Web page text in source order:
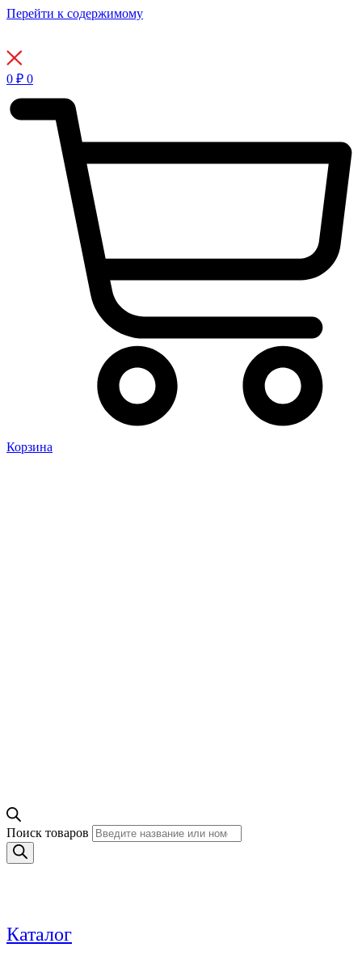
Перейти к содержимому
0 ₽ 0
Корзина
Поиск товаров
Каталог